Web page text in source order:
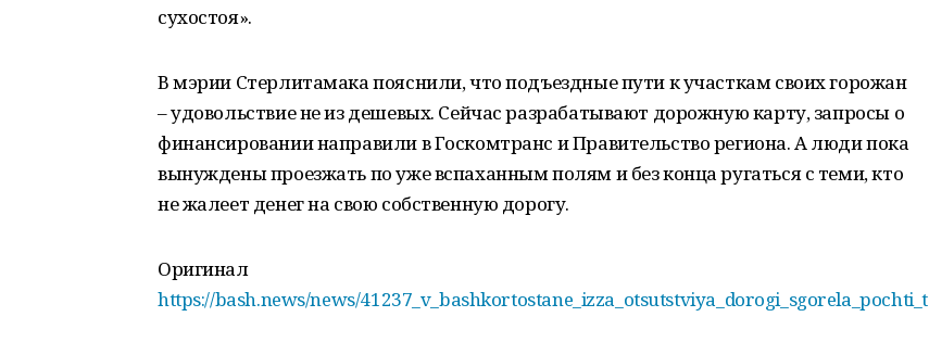
сухостоя».
В мэрии Стерлитамака пояснили, что подъездные пути к участкам своих горожан
– удовольствие не из дешевых. Сейчас разрабатывают дорожную карту, запросы о
финансировании направили в Госкомтранс и Правительство региона. А люди пока
вынуждены проезжать по уже вспаханным полям и без конца ругаться с теми, кто
не жалеет денег на свою собственную дорогу.
Оригинал
https://bash.news/news/41237_v_bashkortostane_izza_otsutstviya_dorogi_sgorela_pochti_t